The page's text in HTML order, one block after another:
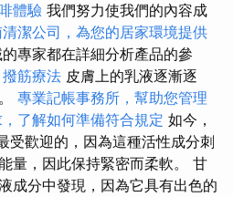
體驗 我們努力使我們的內容成
清潔公司，為您的居家環境提供
專家都在詳細分析產品的參
撥筋療法 皮膚上的乳液逐漸逐
專業記帳事務所，幫助您管理
了解如何準備符合規定 如今，
受歡迎的，因為這種活性成分刺
量，因此保持緊密而柔軟。 甘
成分中發現，因為它具有出色的